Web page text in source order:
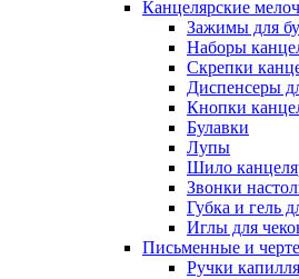
Канцелярские
Зажимы для
Наборы
Скрепки
Диспенсеры
Кнопки
Булавки
Лупы
Шило
Звонки
Губка и гель
Иглы для
Письменные и
Ручки